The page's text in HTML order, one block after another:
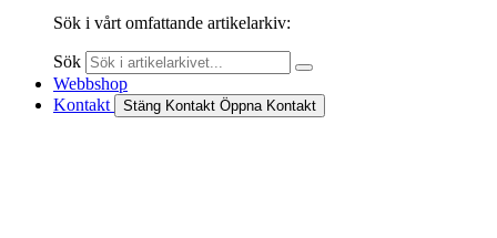
Sök i vårt omfattande artikelarkiv:
Sök
Webbshop
Kontakt
Stäng Kontakt Öppna Kontakt